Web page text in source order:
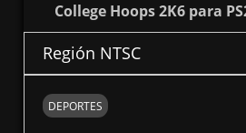
College Hoops 2K6 para
Región NTSC
DEPORTES